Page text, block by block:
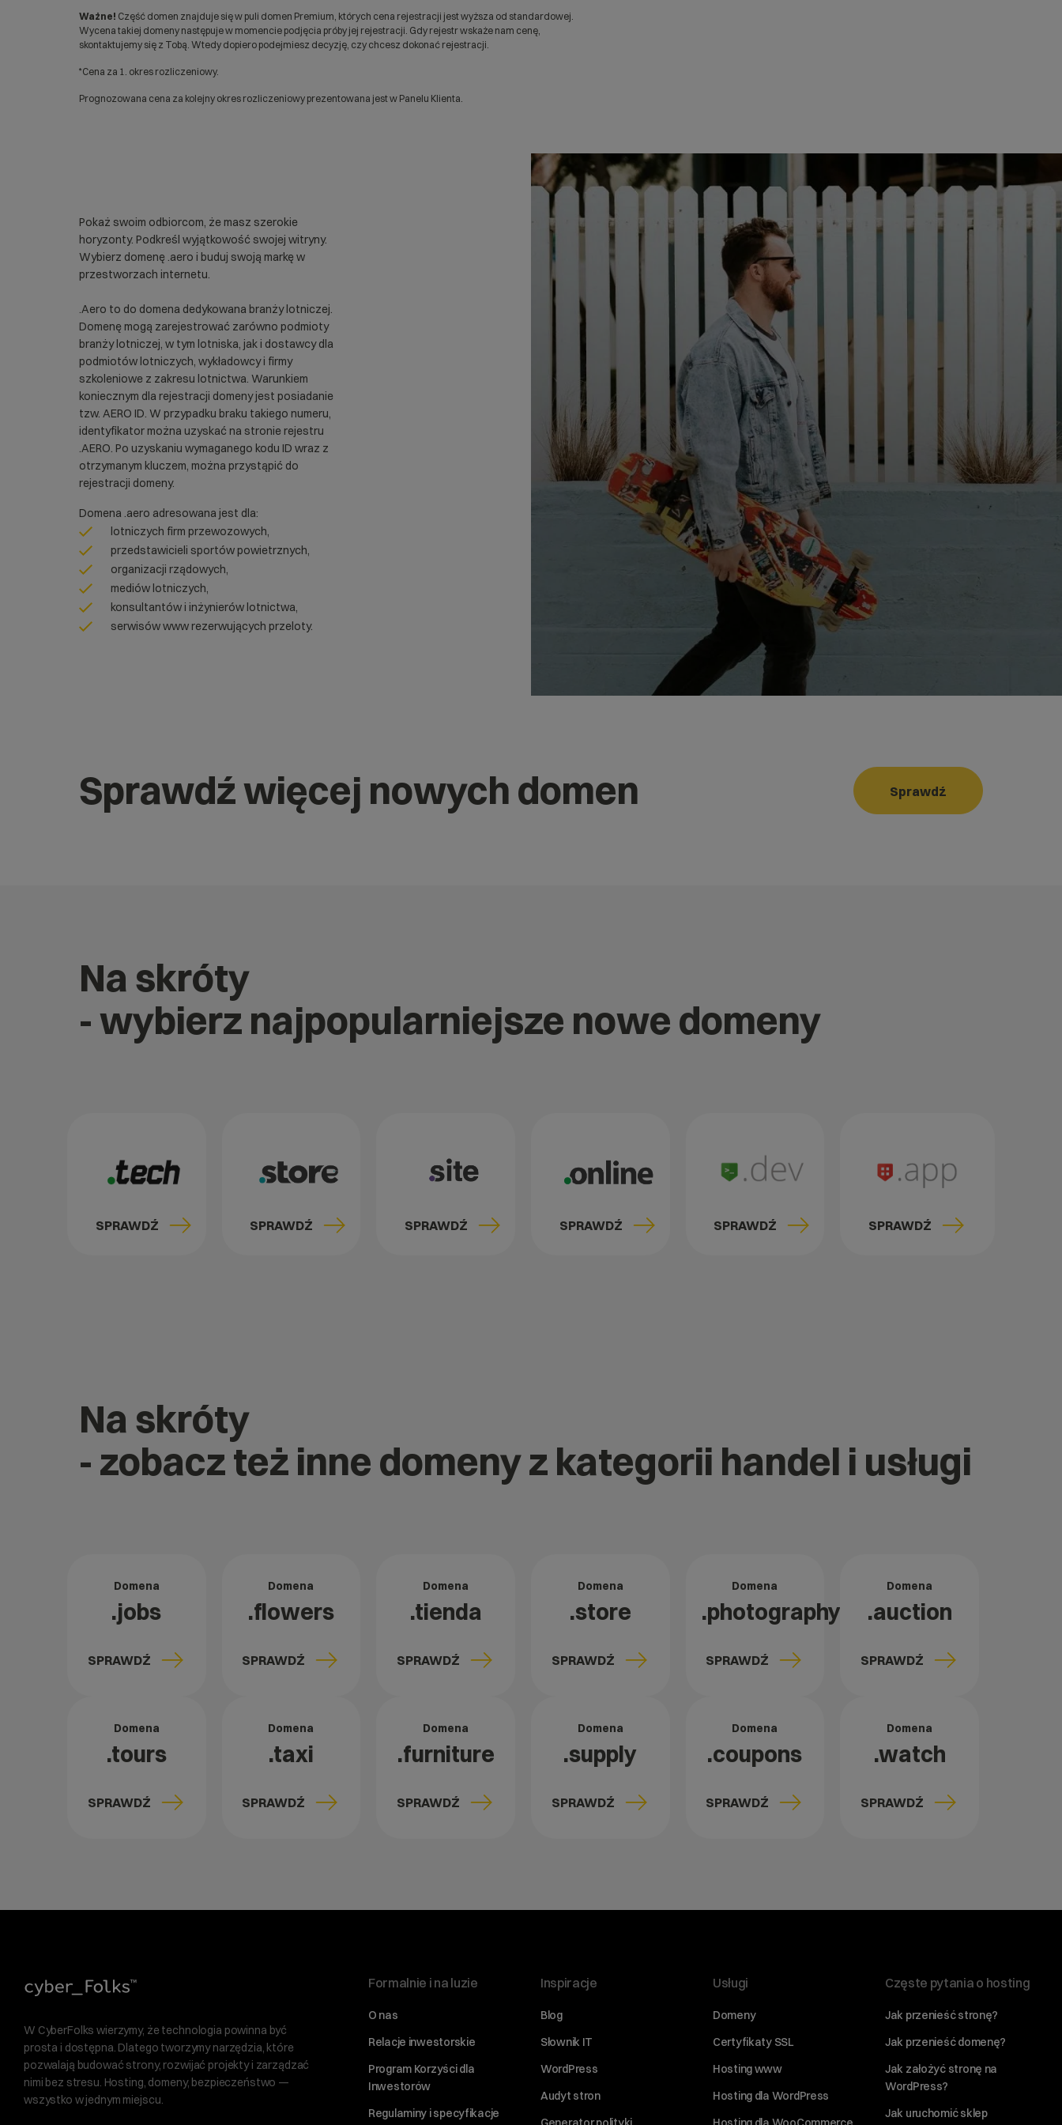
Ważne! Część domen znajduje się w puli domen Premium, których cena rejestracji jest wyższa od standardowej.
Wycena takiej domeny następuje w momencie podjęcia próby jej rejestracji. Gdy rejestr wskaże nam cenę,
skontaktujemy się z Tobą. Wtedy dopiero podejmiesz decyzję, czy chcesz dokonać rejestracji.
*Cena za 1. okres rozliczeniowy.
Prognozowana cena za kolejny okres rozliczeniowy prezentowana jest w Panelu Klienta.
Pokaż swoim odbiorcom, że masz szerokie
horyzonty. Podkreśl wyjątkowość swojej witryny.
Wybierz domenę .aero i buduj swoją markę w
przestworzach internetu.
.Aero to do domena dedykowana branży lotniczej.
Domenę mogą zarejestrować zarówno podmioty
branży lotniczej, w tym lotniska, jak i dostawcy dla
podmiotów lotniczych, wykładowcy i firmy
szkoleniowe z zakresu lotnictwa. Warunkiem
koniecznym dla rejestracji domeny jest posiadanie
tzw. AERO ID. W przypadku braku takiego numeru,
identyfikator można uzyskać na stronie rejestru
.AERO. Po uzyskaniu wymaganego kodu ID wraz z
otrzymanym kluczem, można przystąpić do
rejestracji domeny.
Domena .aero adresowana jest dla:
lotniczych firm przewozowych,
przedstawicieli sportów powietrznych,
organizacji rządowych,
mediów lotniczych,
konsultantów i inżynierów lotnictwa,
serwisów www rezerwujących przeloty.
Sprawdź więcej nowych domen Sprawdź
Na skróty
- wybierz najpopularniejsze nowe domeny
SPRAWDŹ SPRAWDŹ SPRAWDŹ SPRAWDŹ SPRAWDŹ SPRAWDŹ
Na skróty
- zobacz też inne domeny z kategorii handel i usługi
Domena
.jobs
SPRAWDŹ
Domena
.flowers
SPRAWDŹ
Domena
.tienda
SPRAWDŹ
Domena
.store
SPRAWDŹ
Domena
.photography
SPRAWDŹ
Domena
.auction
SPRAWDŹ
Domena
.tours
SPRAWDŹ
Domena
.taxi
SPRAWDŹ
Domena
.furniture
SPRAWDŹ
Domena
.supply
SPRAWDŹ
Domena
.coupons
SPRAWDŹ
Domena
.watch
SPRAWDŹ
W CyberFolks wierzymy, że technologia powinna być
prosta i dostępna. Dlatego tworzymy narzędzia, które
pozwalają budować strony, rozwijać projekty i zarządzać
nimi bez stresu. Hosting, domeny, bezpieczeństwo —
wszystko w jednym miejscu.
Formalnie i na luzie
O nas
Relacje inwestorskie
Program Korzyści dla
Inwestorów
Regulaminy i specyfikacje
Inspiracje
Blog
Słownik IT
WordPress
Audyt stron
Usługi
Domeny
Certyfikaty SSL
Hosting www
Hosting dla WordPress
Częste pytania o hosting
Jak przenieść stronę?
Jak przenieść domenę?
Jak założyć stronę na
WordPress?
Jak uruchomić sklep